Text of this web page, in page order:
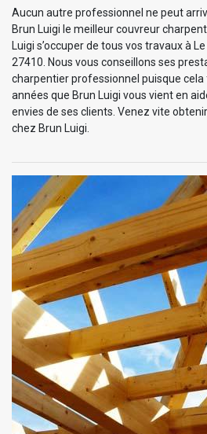
Aucun autre professionnel ne peut
Brun Luigi le meilleur couvreur
Luigi s’occuper de tous vos travaux à
27410. Nous vous conseillons ses
charpentier professionnel puisque
années que Brun Luigi vous vient en
envies de ses clients. Venez vite
chez Brun Luigi.